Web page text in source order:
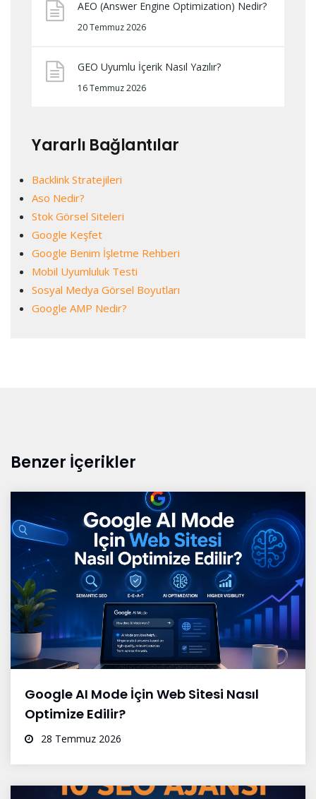
AEO (Answer Engine Optimization) Nedir?
20 Temmuz 2026
GEO Uyumlu İçerik Nasıl Yazılır?
16 Temmuz 2026
Yararlı Bağlantılar
Backlink Stratejileri
Aso Nedir?
Stok Görsel Siteleri
Google Keşfet
Google Benim İşletme Rehberi
Mobil Uyumluluk Testi
Sosyal Medya Görsel Boyutları
Google AMP Nedir?
Benzer İçerikler
Google AI Mode İçin Web Sitesi Nasıl
Optimize Edilir?
28 Temmuz 2026